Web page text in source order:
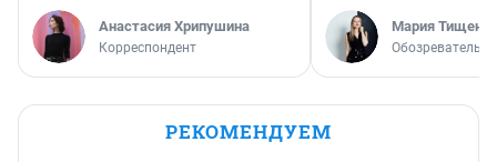
Анастасия Хрипушина
Корреспондент
Мария Тищенко
Обозреватель
РЕКОМЕНДУЕМ